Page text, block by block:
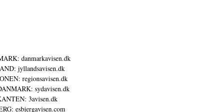
danmarkavisen.dk
jyllandsavisen.dk
regionsavisen.dk
sydavisen.dk
3avisen.dk
esbjergavisen.com